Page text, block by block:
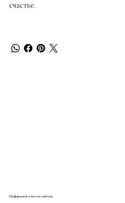
счастье.
Информация о высоте каблука